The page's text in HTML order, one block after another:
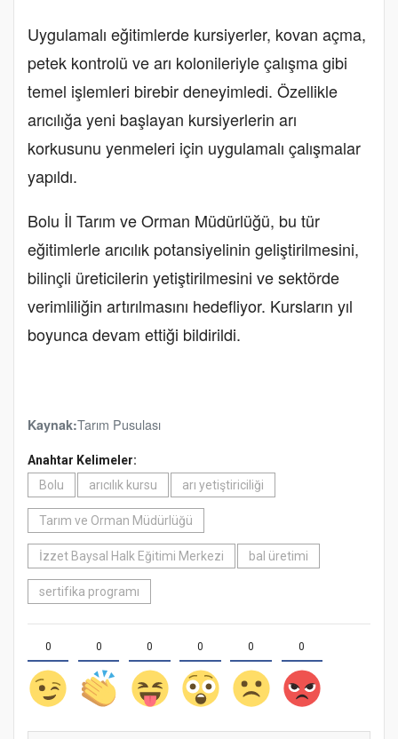
Uygulamalı eğitimlerde kursiyerler, kovan açma,
petek kontrolü ve arı kolonileriyle çalışma gibi
temel işlemleri birebir deneyimledi. Özellikle
arıcılığa yeni başlayan kursiyerlerin arı
korkusunu yenmeleri için uygulamalı çalışmalar
yapıldı.
Bolu İl Tarım ve Orman Müdürlüğü, bu tür
eğitimlerle arıcılık potansiyelinin geliştirilmesini,
bilinçli üreticilerin yetiştirilmesini ve sektörde
verimliliğin artırılmasını hedefliyor. Kursların yıl
boyunca devam ettiği bildirildi.
Kaynak:Tarım Pusulası
Anahtar Kelimeler:
Bolu
arıcılık kursu arı yetiştiriciliği
Tarım ve Orman Müdürlüğü
İzzet Baysal Halk Eğitimi Merkezi bal üretimi
sertifika programı
0 0 0 0 0 0